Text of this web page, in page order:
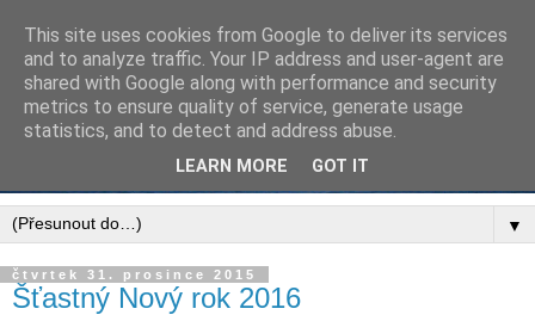
▼
čtvrtek 31. prosince 2015
Šťastný Nový rok 2016
This site uses cookies from Google to deliver its services
and to analyze traffic. Your IP address and user-agent are
shared with Google along with performance and security
metrics to ensure quality of service, generate usage
statistics, and to detect and address abuse.
LEARN MORE GOT IT